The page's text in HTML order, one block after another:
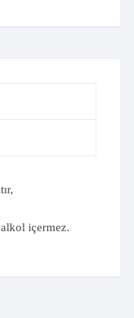
içermez.